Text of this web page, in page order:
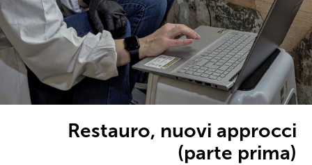
Restauro, nuovi approcci
(parte prima)